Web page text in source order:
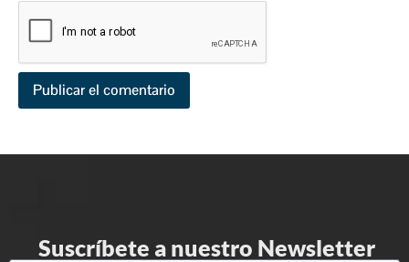
Suscríbete a nuestro Newsletter